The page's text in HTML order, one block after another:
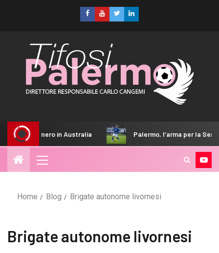
ai rosanero in Australia Palermo, l’arma per la Serie A
Home Blog Brigate autonome livornesi
Brigate autonome livornesi